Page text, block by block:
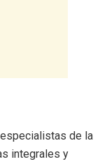
especialistas de la
integrales y